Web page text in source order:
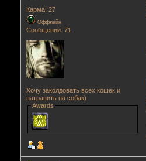
Карма: 27
Оффлайн
Сообщений: 71
Хочу заколдовать всех кошек и
натравить на собак)
Awards